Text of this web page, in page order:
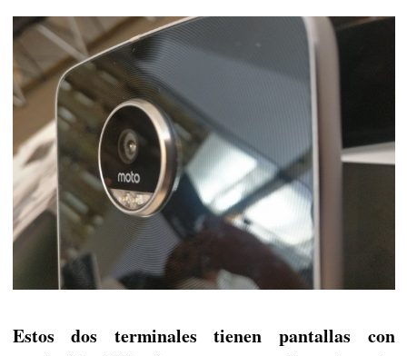
Estos dos terminales tienen pantallas con